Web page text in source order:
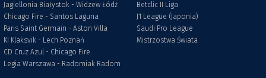
Jagiellonia Białystok - Widzew Łódź
Chicago Fire - Santos Laguna
Paris Saint Germain - Aston Villa
KI Klaksvik - Lech Poznań
CD Cruz Azul - Chicago Fire
Legia Warszawa - Radomiak Radom
Betclic II Liga
J1 League (Japonia)
Saudi Pro League
Mistrzostwa Świata